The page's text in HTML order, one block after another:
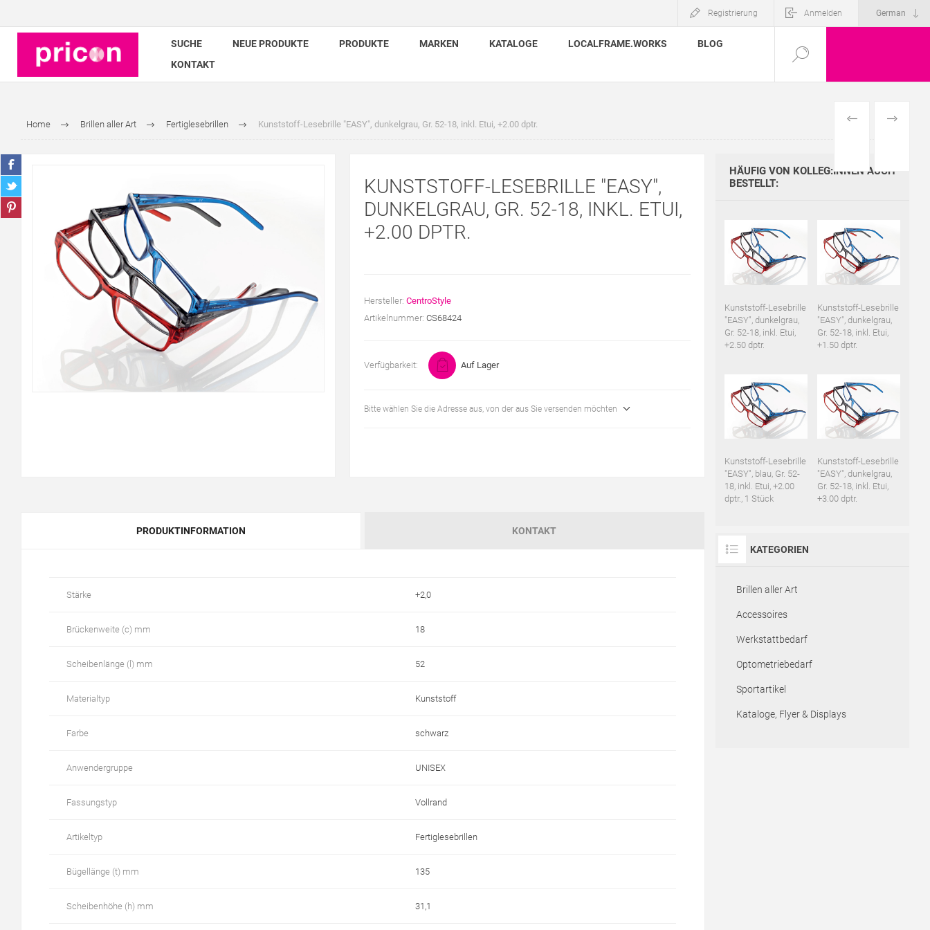
Registrierung Anmelden
SUCHE NEUE PRODUKTE PRODUKTE MARKEN KATALOGE LOCALFRAME.WORKS
BLOG
KONTAKT
Home Brillen aller Art Fertiglesebrillen Kunststoff-Lesebrille "EASY", dunkelgrau, Gr. 52-18, inkl. Etui, +2.00 dptr. VORHERIGES
KUNSTSTOFF-LESEBRILLE "EASY",
DUNKELGRAU, GR. 52-18, INKL. ETUI,
+2.00 DPTR.
Hersteller: CentroStyle
Artikelnummer: CS68424
Verfügbarkeit: Auf Lager
Bitte wählen Sie die Adresse aus, von der aus Sie versenden möchten
PRODUKTINFORMATION KONTAKT
Stärke +2,0
Brückenweite (c) mm 18
Scheibenlänge (l) mm 52
Materialtyp Kunststoff
Farbe schwarz
Anwendergruppe UNISEX
Fassungstyp Vollrand
Artikeltyp Fertiglesebrillen
Bügellänge (t) mm 135
Scheibenhöhe (h) mm 31,1
HÄUFIG VON KOLLEG:INNEN AUCH
BESTELLT:
Kunststoff-Lesebrille
"EASY", dunkelgrau,
Gr. 52-18, inkl. Etui,
+2.50 dptr.
Kunststoff-Lesebrille
"EASY", dunkelgrau,
Gr. 52-18, inkl. Etui,
+1.50 dptr.
Kunststoff-Lesebrille
"EASY", blau, Gr. 52-
18, inkl. Etui, +2.00
dptr., 1 Stück
Kunststoff-Lesebrille
"EASY", dunkelgrau,
Gr. 52-18, inkl. Etui,
+3.00 dptr.
KATEGORIEN
Brillen aller Art
Accessoires
Werkstattbedarf
Optometriebedarf
Sportartikel
Kataloge, Flyer & Displays